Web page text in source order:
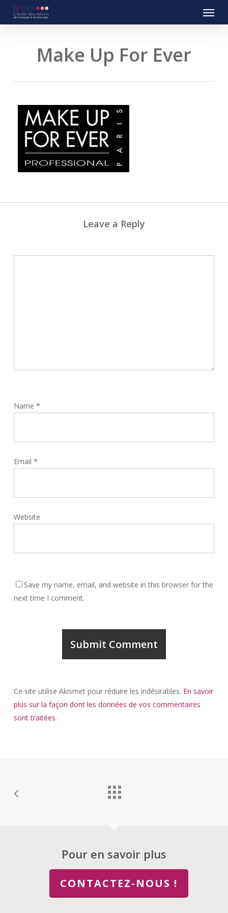
Menu
Make Up For Ever
Leave a Reply
Name *
Email *
Website
Save my name, email, and website in this browser for the
next time I comment.
Ce site utilise Akismet pour réduire les indésirables. En savoir
plus sur la façon dont les données de vos commentaires
sont traitées.
Pour en savoir plus
CONTACTEZ-NOUS !